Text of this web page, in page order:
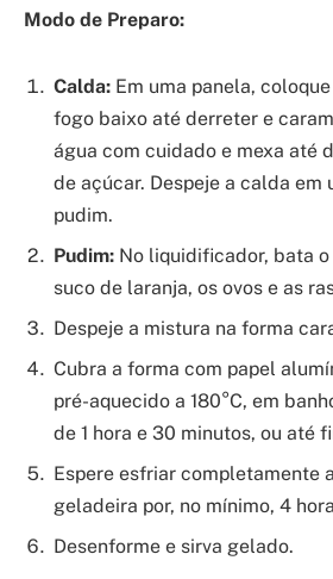
Modo de Preparo:
Calda: Em uma panela,
fogo baixo até derreter e
água com cuidado e mexa até
de açúcar. Despeje a calda em
pudim.
Pudim: No liquidificador, bata
suco de laranja, os ovos e as
Despeje a mistura na forma
Cubra a forma com papel
pré-aquecido a 180°C, em
de 1 hora e 30 minutos, ou até
Espere esfriar completamente
geladeira por, no mínimo, 4
Desenforme e sirva gelado.